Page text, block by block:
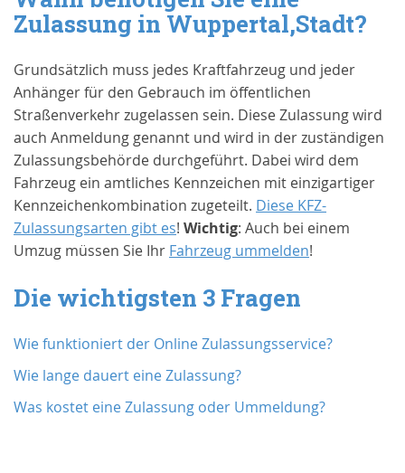
Zulassung in Wuppertal,Stadt?
Grundsätzlich muss jedes Kraftfahrzeug und jeder
Anhänger für den Gebrauch im öffentlichen
Straßenverkehr zugelassen sein. Diese Zulassung wird
auch Anmeldung genannt und wird in der zuständigen
Zulassungsbehörde durchgeführt. Dabei wird dem
Fahrzeug ein amtliches Kennzeichen mit einzigartiger
Kennzeichenkombination zugeteilt. Diese KFZ-
Zulassungsarten gibt es! Wichtig: Auch bei einem
Umzug müssen Sie Ihr Fahrzeug ummelden!
Die wichtigsten 3 Fragen
Wie funktioniert der Online Zulassungsservice?
Wie lange dauert eine Zulassung?
Was kostet eine Zulassung oder Ummeldung?